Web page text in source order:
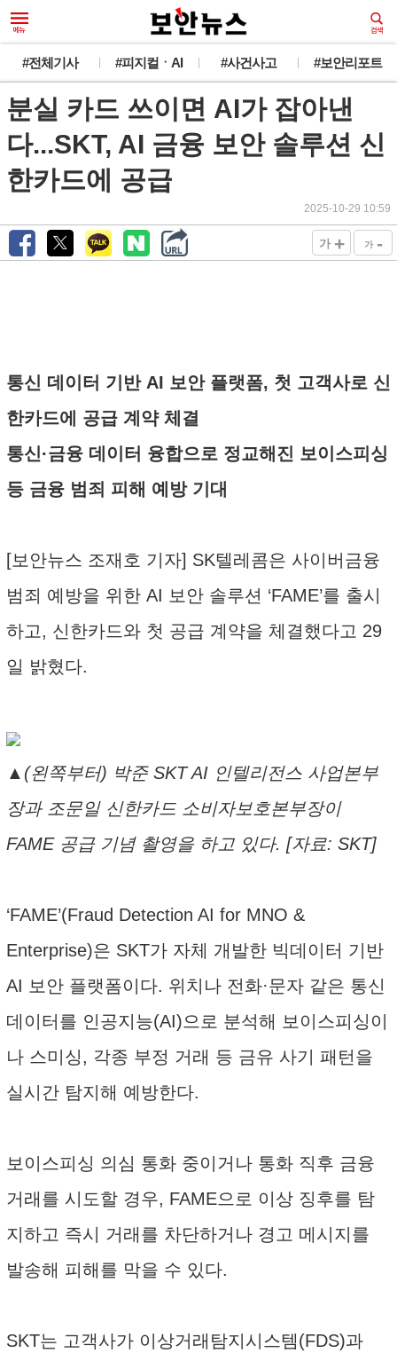
#전체기사 #피지컬ㆍAI #사건사고 #보안리포트
분실 카드 쓰이면 AI가 잡아낸
다...SKT, AI 금융 보안 솔루션 신
한카드에 공급
2025-10-29 10:59
가 + 가 -
통신 데이터 기반 AI 보안 플랫폼, 첫 고객사로 신
한카드에 공급 계약 체결
통신·금융 데이터 융합으로 정교해진 보이스피싱
등 금융 범죄 피해 예방 기대
[보안뉴스 조재호 기자] SK텔레콤은 사이버금융
범죄 예방을 위한 AI 보안 솔루션 ‘FAME’를 출시
하고, 신한카드와 첫 공급 계약을 체결했다고 29
일 밝혔다.
▲(왼쪽부터) 박준 SKT AI 인텔리전스 사업본부
장과 조문일 신한카드 소비자보호본부장이
FAME 공급 기념 촬영을 하고 있다. [자료: SKT]
‘FAME’(Fraud Detection AI for MNO &
Enterprise)은 SKT가 자체 개발한 빅데이터 기반
AI 보안 플랫폼이다. 위치나 전화·문자 같은 통신
데이터를 인공지능(AI)으로 분석해 보이스피싱이
나 스미싱, 각종 부정 거래 등 금유 사기 패턴을
실시간 탐지해 예방한다.
보이스피싱 의심 통화 중이거나 통화 직후 금융
거래를 시도할 경우, FAME으로 이상 징후를 탐
지하고 즉시 거래를 차단하거나 경고 메시지를
발송해 피해를 막을 수 있다.
SKT는 고객사가 이상거래탐지시스템(FDS)과